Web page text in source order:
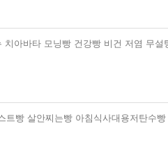
아바타 모닝빵 건강빵 비건 저염 무설
빵 살안찌는빵 아침식사대용저탄수